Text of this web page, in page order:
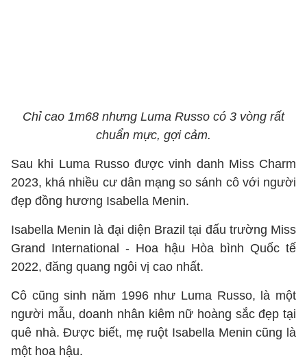
Chỉ cao 1m68 nhưng Luma Russo có 3 vòng rất
chuẩn mực, gợi cảm.
Sau khi Luma Russo được vinh danh Miss Charm
2023, khá nhiều cư dân mạng so sánh cô với người
đẹp đồng hương Isabella Menin.
Isabella Menin là đại diện Brazil tại đấu trường Miss
Grand International - Hoa hậu Hòa bình Quốc tế
2022, đăng quang ngôi vị cao nhất.
Cô cũng sinh năm 1996 như Luma Russo, là một
người mẫu, doanh nhân kiêm nữ hoàng sắc đẹp tại
quê nhà. Được biết, mẹ ruột Isabella Menin cũng là
một hoa hậu.